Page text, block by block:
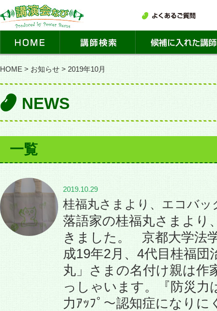
HOME > お知らせ > 2019年10月
NEWS
一覧
2019.10.29
桂福丸さまより、エコバ
落語家の桂福丸さまより
きました。 京都大学法
成19年2月、4代目桂福団
丸」さまの名付け親は作
っしゃいます。『防災力
力ｱｯﾌﾟ～認知症になり